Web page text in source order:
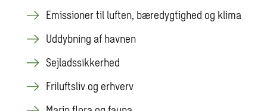
Emissioner til luften, bæredygtighed og klima
Uddybning af havnen
Sejladssikkerhed
Friluftsliv og erhverv